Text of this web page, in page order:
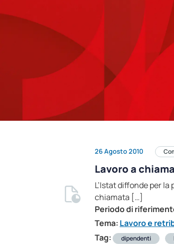
26 Agosto 2010
Lavoro a
L’Istat diffonde per
chiamata […]
Periodo di
Tema: Lavoro e
Tag:
dipendenti